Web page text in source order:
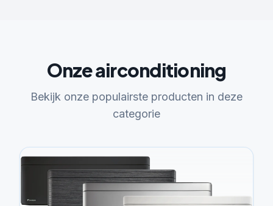
Onze airconditioning
Bekijk onze populairste producten in deze
categorie